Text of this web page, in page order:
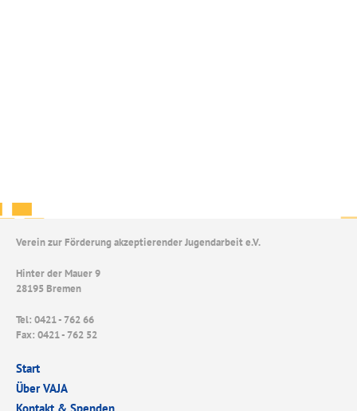
Verein zur Förderung akzeptierender Jugendarbeit e.V.
Hinter der Mauer 9
28195 Bremen
Tel: 0421 - 762 66
Fax: 0421 - 762 52
Start
Über VAJA